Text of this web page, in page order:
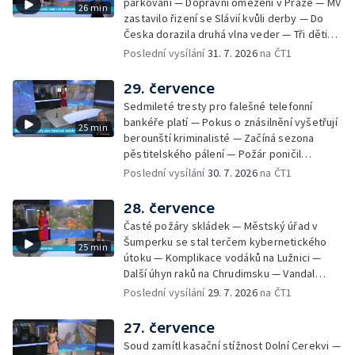
týrání koček — Péče o seniory jako brigáda
— Po pádu stromů prověří alej odborníci —
Tradiční neckyáda v Želivi na Pelhřimovsku —
Festival Hrady CZ poprvé na Hluboké
26 min
zastavilo řizení se Slávií kvůli derby — Do
Česka dorazila druhá vlna veder — Tři děti
zůstali v rozpáleném autě — Problém s
mraženými potravinami v horku — Slavnostní
vyřazení absolventů Univerzity obrany —
Zájem o obytné vozy roste — Praha má
novou servisní loď — Vidická samoobslužná
prodejna si na provoz vydělá — U jezera
Most začíná festival Let It Roll — Vyvrcholil
bouřkový neboli jelení úplněk — Kanoistka
Poslední vysílání31. 7. 2026na ČT1
25 min
29. července
Sedmileté tresty pro falešné telefonní
bankéře platí — Pokus o znásilnění vyšetřují
berounští kriminalisté — Začíná sezona
pěstitelského pálení — Požár poničil
historickou vilu Marta v Písku — Končí Letní
odpad — Nedostatek vody na Hracholuskách
— Příprava nového plavebního stupně v
Děčíně — Biokoridor pro užovku stromovou
— Záchrana liblického vysílače — První
koncert Diany Ross v Česku — Výroba
obrněných vozidel CV90 — Biokoridor pod
vedením vysokého napětí
Poslední vysílání30. 7. 2026na ČT1
25 min
28. července
Časté požáry skládek — Městský úřad v
Šumperku se stal terčem kybernetického
útoku — Komplikace vodáků na Lužnici —
Další úhyn raků na Chrudimsku — Vandal
poškodil okna na Ještědu — Lvice Elza má
defibrilátorů — 194 km/h po dálnici D6 —
Problém s likvidací kadmia — Vězni na
Poslední vysílání 29. 7. 2026na ČT1
27. července
Soud zamítl kasační stížnost Dolní Cerekvi —